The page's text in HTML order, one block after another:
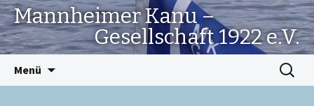
Mannheimer Kanu –
Gesellschaft 1922 e.V.
Menü
Suchen
nach: